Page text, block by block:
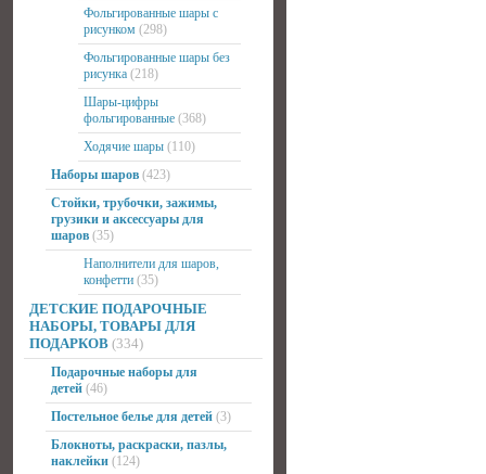
Фольгированные шары с
рисунком (298)
Фольгированные шары без
рисунка (218)
Шары-цифры
фольгированные (368)
Ходячие шары (110)
Наборы шаров (423)
Стойки, трубочки, зажимы,
грузики и аксессуары для
шаров (35)
Наполнители для шаров,
конфетти (35)
ДЕТСКИЕ ПОДАРОЧНЫЕ
НАБОРЫ, ТОВАРЫ ДЛЯ
ПОДАРКОВ (334)
Подарочные наборы для
детей (46)
Постельное белье для детей (3)
Блокноты, раскраски, пазлы,
наклейки (124)